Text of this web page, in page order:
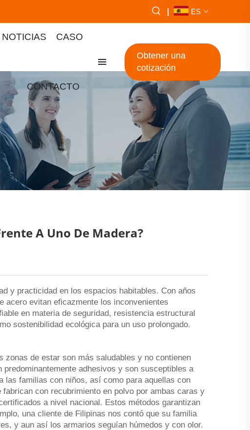
ES
NOTICIAS CASO
CONTACTO
Obtener una
cotización
A Uno De Madera?
y practicidad en los espacios habitables. Con años
acero evitan eficazmente los inconvenientes
en materia de seguridad, resistencia estructural
sostenibilidad ecológica para un uso prolongado.
de estar son más saludables y no contienen
adhesivos y son susceptibles a
las familias con niños, así como para aquellas con
con recubrimiento en polvo por ambas caras y
a nivel nacional. Estos métodos garantizan
una cliente de Filipinas nos contó que su familia
y aun así los armarios seguían húmedos y con olor.